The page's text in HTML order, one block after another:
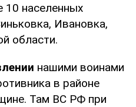
10 населенных
Ивановка,
области.
нашими воинами
в районе
Там ВС РФ при